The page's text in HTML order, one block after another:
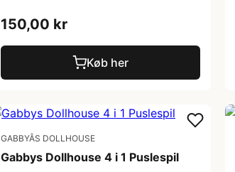
150,00 kr
Køb her
GABBYÂS DOLLHOUSE
Gabbys Dollhouse 4 i 1 Puslespil